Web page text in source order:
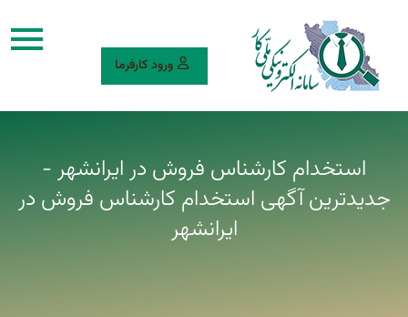
ورود کارفرما
استخدام کارشناس فروش در ایرانشهر -
جدیدترین آگهی استخدام کارشناس فروش در
ایرانشهر